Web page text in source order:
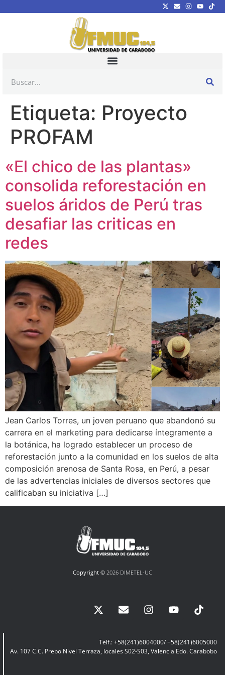
Etiqueta: Proyecto
PROFAM
«El chico de las plantas»
consolida reforestación en
suelos áridos de Perú tras
desafiar las criticas en
redes
Jean Carlos Torres, un joven peruano que abandonó su
carrera en el marketing para dedicarse íntegramente a
la botánica, ha logrado establecer un proceso de
reforestación junto a la comunidad en los suelos de alta
composición arenosa de Santa Rosa, en Perú, a pesar
de las advertencias iniciales de diversos sectores que
calificaban su iniciativa […]
Copyright © 2026 DIMETEL-UC
Telf.: +58(241)6004000/ +58(241)6005000
Av. 107 C.C. Prebo Nivel Terraza, locales S02-S03, Valencia Edo. Carabobo